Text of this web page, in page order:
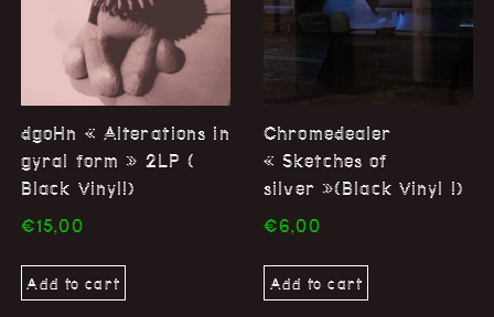
dgoHn « Alterations in
gyral form » 2LP (
Black Vinyl!)
€15,00
Add to cart
Chromedealer
« Sketches of
silver »(Black Vinyl !)
€6,00
Add to cart